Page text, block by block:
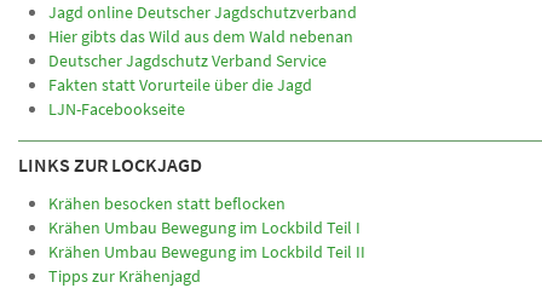
Jagd online Deutscher Jagdschutzverband
Hier gibts das Wild aus dem Wald nebenan
Deutscher Jagdschutz Verband Service
Fakten statt Vorurteile über die Jagd
LJN-Facebookseite
LINKS ZUR LOCKJAGD
Krähen besocken statt beflocken
Krähen Umbau Bewegung im Lockbild Teil I
Krähen Umbau Bewegung im Lockbild Teil II
Tipps zur Krähenjagd